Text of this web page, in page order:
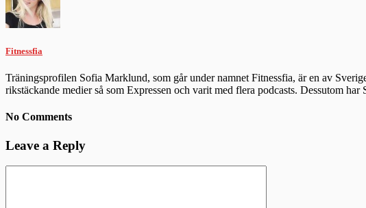
Fitnessfia
Träningsprofilen Sofia Marklund, som går under namnet Fitnessfia, är en av
rikstäckande medier så som Expressen och varit med flera podcasts. Dessutom
No Comments
Leave a Reply